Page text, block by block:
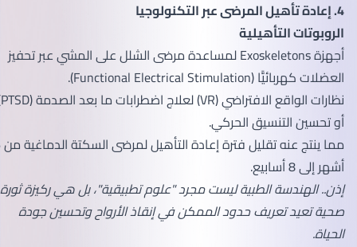
الروبوتات التأهيلية
أجهزة Exoskeletons لمساعدة مرضى الشلل على المشي عبر تحفيز
العضلات كهربائيًّا (Functional Electrical Stimulation).
نظارات الواقع الافتراضي (VR) لعلاج اضطرابات ما بعد الصدمة (PTSD)
أو تحسين التنسيق الحركي.
مما ينتج عنه تقليل فترة إعادة التأهيل لمرضى السكتة الدماغية من 6
أشهر إلى 8 أسابيع.
إذن.. الهندسة الطبية ليست مجرد "علوم تطبيقية"، بل هي ركيزة ثورة
صحية تعيد تعريف حدود الممكن في إنقاذ الأرواح وتحسين جودة
الحياة.